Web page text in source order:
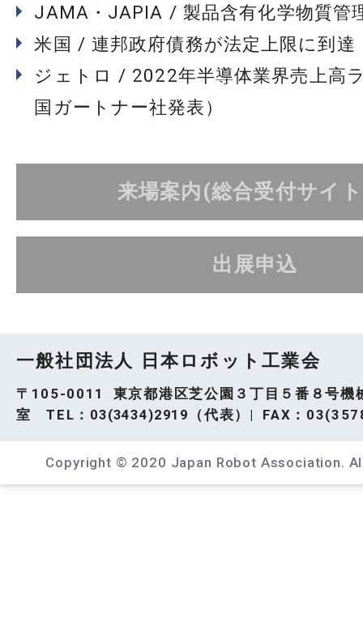
JAMA・JAPIA / 製品含有化学物質管
米国 / 連邦政府債務が法定上限に到達
ジェトロ / 2022年半導体業界売上高
国ガートナー社発表）
来場案内(総合受付サイ
出展申込
一般社団法人 日本ロボット工業会
〒105-0011 東京都港区芝公園３丁目５番８号機
室 TEL： 03(3434)2919 （代表）| FAX：
Copyright © 2020 Japan Robot Association.